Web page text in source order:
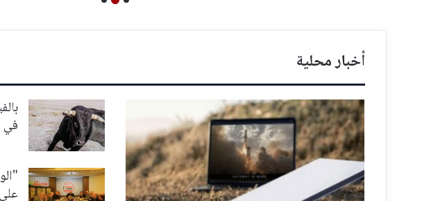
أخبار محلية
في